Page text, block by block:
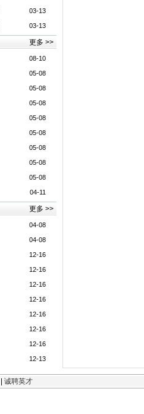
03-13
03-13
更多 >>
08-10
05-08
05-08
05-08
05-08
05-08
05-08
05-08
05-08
04-11
更多 >>
04-08
04-08
12-16
12-16
12-16
12-16
12-16
12-16
12-16
12-13
诚聘英才